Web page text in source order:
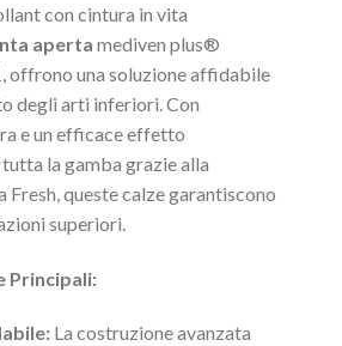
con cintura in vita
aperta mediven plus®
offrono una soluzione affidabile
degli arti inferiori. Con
e un efficace effetto
la gamba grazie alla
Fresh, queste calze garantiscono
superiori.
Principali:
La costruzione avanzata